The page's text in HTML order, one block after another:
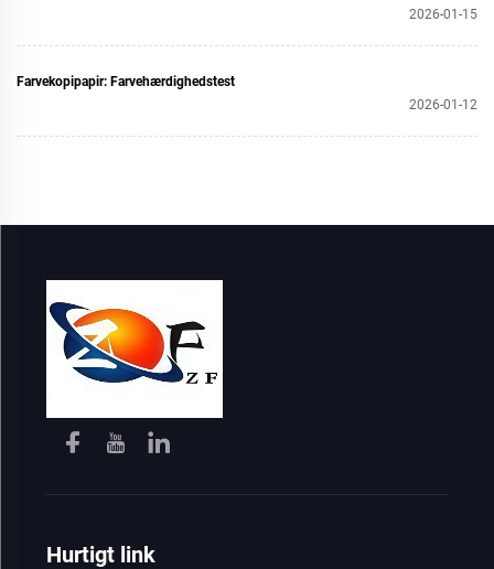
2026-01-15
Farvekopipapir: Farvehærdighedstest
2026-01-12
Hurtigt link